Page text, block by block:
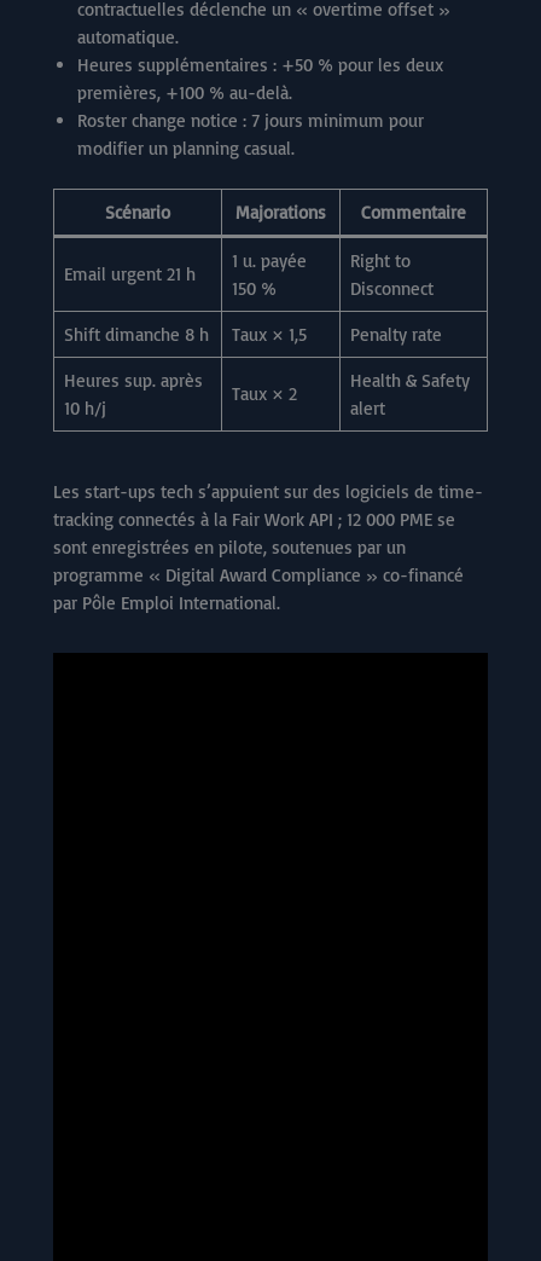
contractuelles déclenche un « overtime offset »
automatique.
Heures supplémentaires : +50 % pour les deux
premières, +100 % au-delà.
Roster change notice : 7 jours minimum pour
modifier un planning casual.
Scénario Majorations Commentaire
Email urgent 21 h
1 u. payée
150 %
Right to
Disconnect
Shift dimanche 8 h
Taux × 1,5
Penalty rate
Heures sup. après
10 h/j
Taux × 2
Health & Safety
alert
Les start-ups tech s’appuient sur des logiciels de time-
tracking connectés à la Fair Work API ; 12 000 PME se
sont enregistrées en pilote, soutenues par un
programme « Digital Award Compliance » co-financé
par Pôle Emploi International.